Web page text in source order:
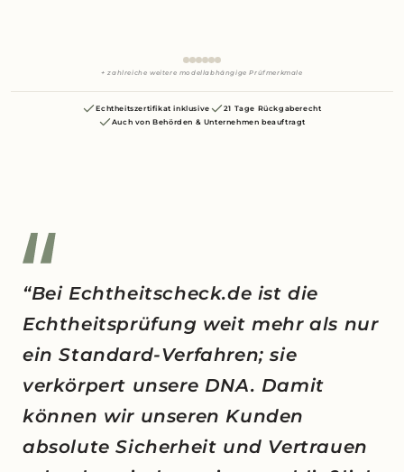
+ zahlreiche weitere modellabhängige Prüfmerkmale
Echtheitszertifikat inklusive
21 Tage Rückgaberecht
Auch von Behörden & Unternehmen beauftragt
“Bei Echtheitscheck.de ist die
Echtheitsprüfung weit mehr als nur
ein Standard-Verfahren; sie
verkörpert unsere DNA. Damit
können wir unseren Kunden
absolute Sicherheit und Vertrauen